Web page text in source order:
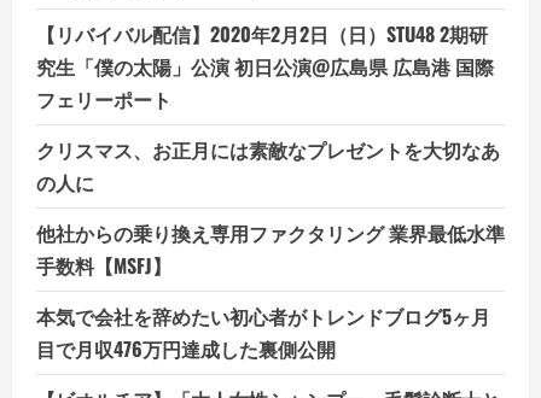
【リバイバル配信】2020年2月2日（日）STU48 2期研
究生「僕の太陽」公演 初日公演@広島県 広島港 国際
フェリーポート
クリスマス、お正月には素敵なプレゼントを大切なあ
の人に
他社からの乗り換え専用ファクタリング 業界最低水準
手数料【MSFJ】
本気で会社を辞めたい初心者がトレンドブログ5ヶ月
目で月収476万円達成した裏側公開